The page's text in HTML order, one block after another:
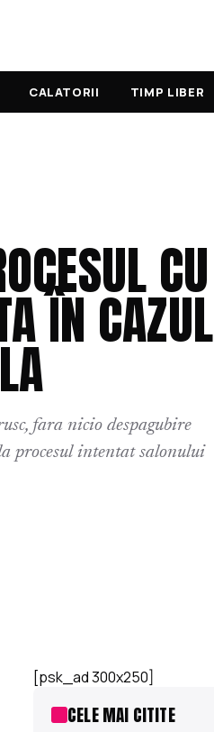
CALATORII TIMP LIBER
CU
ÎN CAZUL
fara nicio despagubire
procesul intentat salonului
[psk_ad 300x250]
CELE MAI CITITE